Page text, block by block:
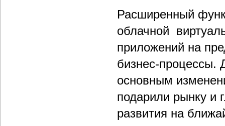
Расширенный
облачной
приложений на
бизнес-процессы.
основным
подарили рынку и
развития на